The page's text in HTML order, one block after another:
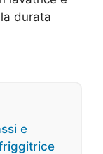
durata
e